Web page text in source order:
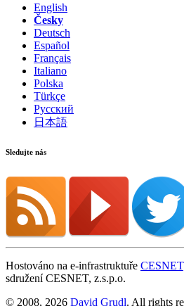
English
Česky
Deutsch
Español
Français
Italiano
Polska
Türkçe
Русский
日本語
Sledujte nás
Hostováno na e-infrastruktuře CESNET
sdružení CESNET, z.s.p.o.
© 2008, 2026 David Grudl. All rights